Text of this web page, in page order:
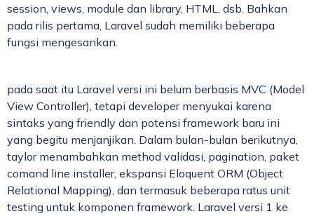
session, views, module dan library, HTML, dsb. Bahkan
pada rilis pertama, Laravel sudah memiliki beberapa
fungsi mengesankan.
pada saat itu Laravel versi ini belum berbasis MVC (Model
View Controller), tetapi developer menyukai karena
sintaks yang friendly dan potensi framework baru ini
yang begitu menjanjikan. Dalam bulan-bulan berikutnya,
taylor menambahkan method validasi, pagination, paket
comand line installer, ekspansi Eloquent ORM (Object
Relational Mapping), dan termasuk beberapa ratus unit
testing untuk komponen framework. Laravel versi 1 ke